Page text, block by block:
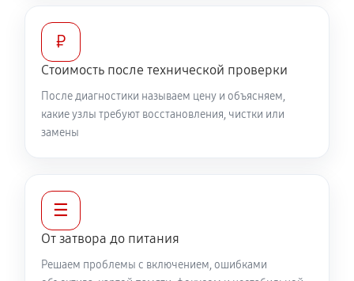
₽
Стоимость после технической проверки
После диагностики называем цену и объясняем,
какие узлы требуют восстановления, чистки или
замены
☰
От затвора до питания
Решаем проблемы с включением, ошибками